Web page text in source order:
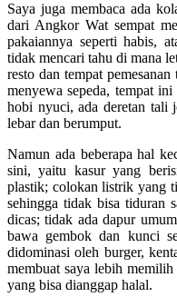
Saya juga membaca ada
dari Angkor Wat sempat
pakaiannya seperti habis,
tidak mencari tahu di mana
resto dan tempat
menyewa sepeda, tempat
hobi nyuci, ada deretan tali
lebar dan berumput.
Namun ada beberapa hal
sini, yaitu kasur yang
plastik; colokan listrik yang
sehingga tidak bisa tiduran
dicas; tidak ada dapur
bawa gembok dan kunci
didominasi oleh burger,
membuat saya lebih
yang bisa dianggap halal.